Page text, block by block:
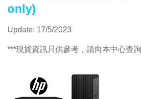
only)
Update: 17/5/2023
***現貨資訊只供參考，請向本中心查詢